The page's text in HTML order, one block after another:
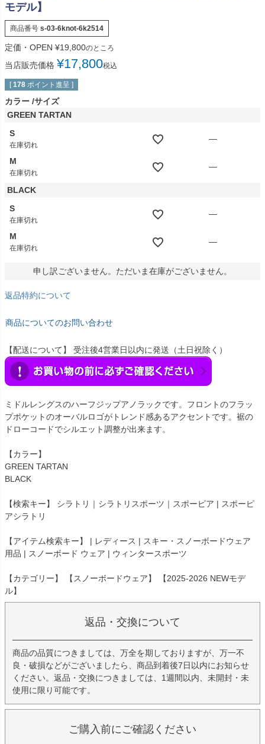
モデル】
商品番号 s-03-6knot-6k2514
定価・OPEN ¥19,800のところ
当店販売価格 ¥17,800税込
[ 178 ポイント進呈 ]
カラー サイズ
GREEN TARTAN
S
在庫切れ
—
M
在庫切れ
—
BLACK
S
在庫切れ
—
M
在庫切れ
—
申し訳ございません。ただいま在庫がございません。
返品特約について
商品についてのお問い合わせ
【配送について】 受注後4営業日以内に発送（土日祝除く）
ミドルレングスのハーフジップアノラックです。フロントのフラッ
プポケットのオーバルロゴがトレンド感あるアクセントです。裾の
ドローコードでシルエット調整が出来ます。
【カラー】
GREEN TARTAN
BLACK
【検索キー】 シラトリ｜シラトリスポーツ｜スポーピア | スポーピ
アシラトリ
【アイテム検索キー】 | レディース | スキー・スノーボードウェア
用品 | スノーボード ウェア | ウィンタースポーツ
【カテゴリー】 【スノーボードウェア】 【2025-2026 NEWモデ
ル】
返品・交換について
商品の品質につきましては、万全を期しておりますが、万一不
良・破損などがございましたら、商品到着後7日以内にお知らせ
ください。返品・交換につきましては、1週間以内、未開封・未
使用に限り可能です。
ご購入前にご確認ください